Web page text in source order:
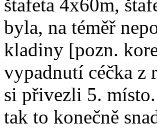
štafeta 4x60m,
byla, na téměř
kladiny [pozn.
vypadnutí céčka z
si přivezli 5.
tak to konečně